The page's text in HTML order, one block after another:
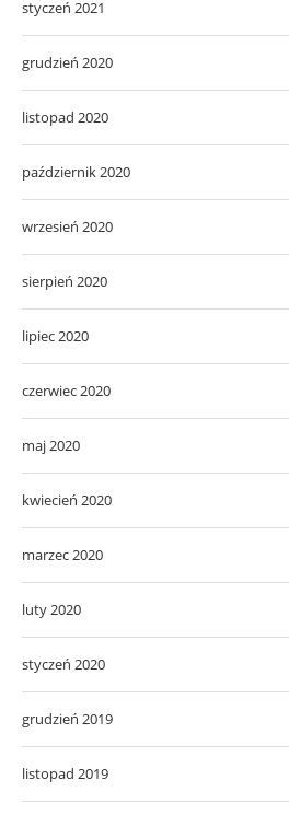
styczeń 2021
grudzień 2020
listopad 2020
październik 2020
wrzesień 2020
sierpień 2020
lipiec 2020
czerwiec 2020
maj 2020
kwiecień 2020
marzec 2020
luty 2020
styczeń 2020
grudzień 2019
listopad 2019